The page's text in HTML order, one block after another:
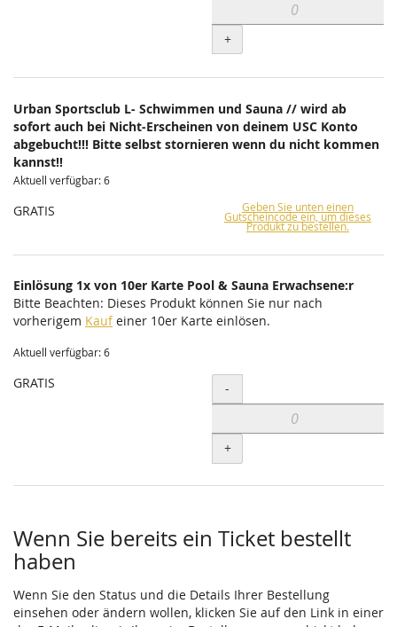
+
Urban Sportsclub L- Schwimmen und Sauna // wird ab
sofort auch bei Nicht-Erscheinen von deinem USC Konto
abgebucht!!! Bitte selbst stornieren wenn du nicht kommen
kannst!!
Aktuell verfügbar: 6
GRATIS Geben Sie unten einen
Gutscheincode ein, um dieses
Produkt zu bestellen.
Einlösung 1x von 10er Karte Pool & Sauna Erwachsene:r
Bitte Beachten: Dieses Produkt können Sie nur nach
vorherigem Kaufeiner 10er Karte einlösen.
Aktuell verfügbar: 6
GRATIS Menge
-
+
Wenn Sie bereits ein Ticket bestellt
haben
Wenn Sie den Status und die Details Ihrer Bestellung
einsehen oder ändern wollen, klicken Sie auf den Link in einer